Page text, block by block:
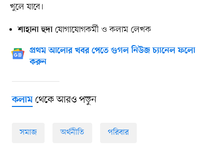
খুলে যাবে।
শাহানা হুদাযোগাযোগকর্মী ও কলাম লেখক
প্রথম আলোর খবর পেতে গুগল নিউজ চ্যানেল ফলো
করুন
কলামথেকে আরও পড়ুন
সমাজ অর্থনীতি পরিবার